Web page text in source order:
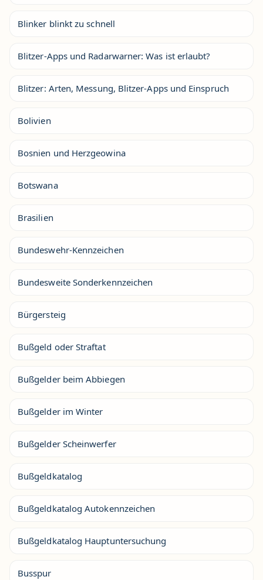
Blinker blinkt zu schnell
Blitzer-Apps und Radarwarner: Was ist erlaubt?
Blitzer: Arten, Messung, Blitzer-Apps und Einspruch
Bolivien
Bosnien und Herzgeowina
Botswana
Brasilien
Bundeswehr-Kennzeichen
Bundesweite Sonderkennzeichen
Bürgersteig
Bußgeld oder Straftat
Bußgelder beim Abbiegen
Bußgelder im Winter
Bußgelder Scheinwerfer
Bußgeldkatalog
Bußgeldkatalog Autokennzeichen
Bußgeldkatalog Hauptuntersuchung
Busspur